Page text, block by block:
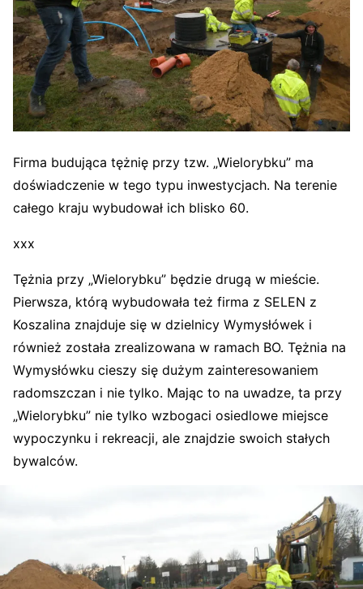
Firma budująca tężnię przy tzw. „Wielorybku” ma
doświadczenie w tego typu inwestycjach. Na terenie
całego kraju wybudował ich blisko 60.
xxx
Tężnia przy „Wielorybku” będzie drugą w mieście.
Pierwsza, którą wybudowała też firma z SELEN z
Koszalina znajduje się w dzielnicy Wymysłówek i
również została zrealizowana w ramach BO. Tężnia na
Wymysłówku cieszy się dużym zainteresowaniem
radomszczan i nie tylko. Mając to na uwadze, ta przy
„Wielorybku” nie tylko wzbogaci osiedlowe miejsce
wypoczynku i rekreacji, ale znajdzie swoich stałych
bywalców.